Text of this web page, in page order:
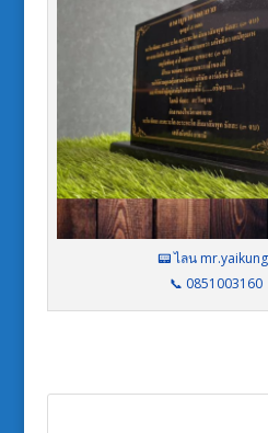
📟 ไลน
📞 0851003160